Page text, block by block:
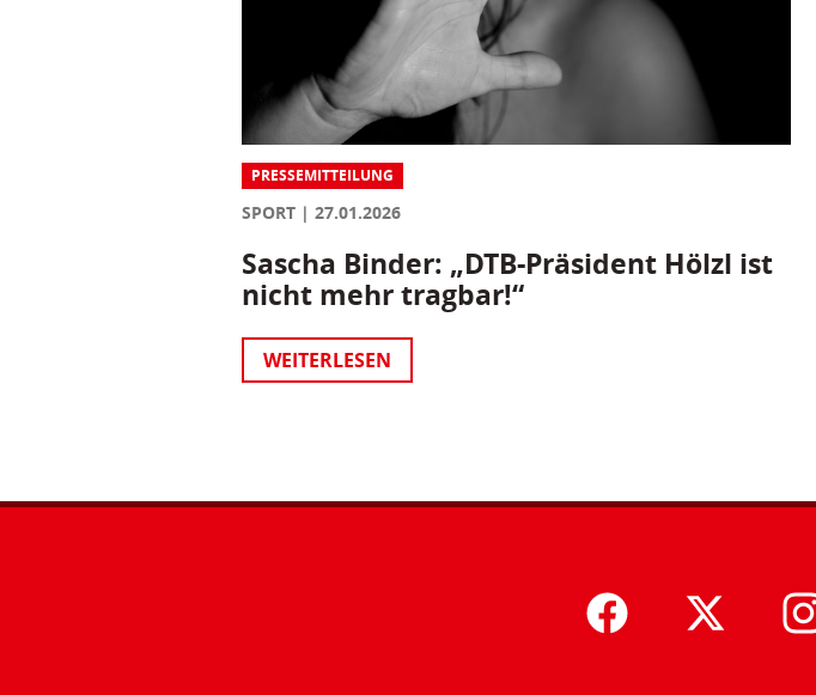
PRESSEMITTEILUNG
SPORT 27.01.2026
Sascha Binder: „DTB-Präsident Hölzl ist
nicht mehr tragbar!“
WEITERLESEN